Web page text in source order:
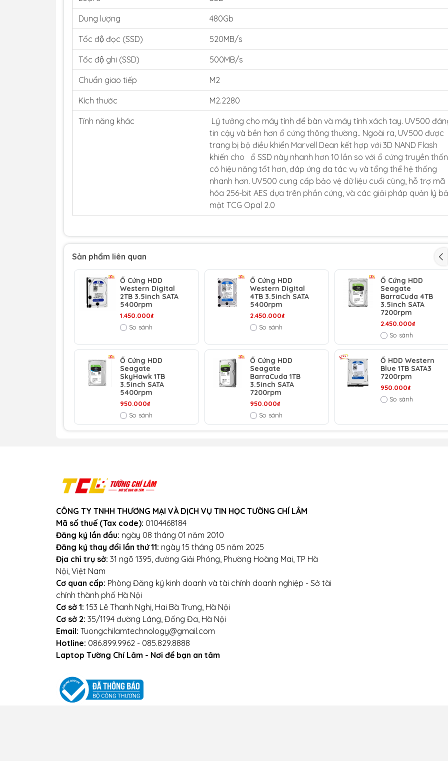
Dung lượng 480Gb
Tốc độ đọc (SSD) 520MB/s
Tốc độ ghi (SSD) 500MB/s
Chuẩn giao tiếp M2
Kích thước M2.2280
Tính năng khác
Lý tưởng cho máy tính để bàn và máy tính xách tay. UV500
tin cậy và bền hơn ổ cứng thông thường.. Ngoài ra, UV500 được
trang bị bộ điều khiển Marvell Dean kết hợp với 3D NAND Flash
khiến cho ổ SSD này nhanh hơn 10 lần so với ổ cứng truyền
có hiệu năng tốt hơn, đáp ứng đa tác vụ và tổng thể hệ thống
nhanh hơn. UV500 cung cấp bảo vệ dữ liệu cuối cùng, hỗ trợ mã
hóa 256-bit AES dựa trên phần cứng, và các giải pháp quản lý
mật TCG Opal 2.0
Sản phẩm liên quan
Ổ Cứng HDD
Western Digital
2TB 3.5inch SATA
5400rpm
1.450.000₫
So sánh
Ổ Cứng HDD
Western Digital
4TB 3.5inch SATA
5400rpm
2.450.000₫
So sánh
Ổ Cứng HDD
Seagate
BarraCuda 4TB
3.5inch SATA
7200rpm
2.450.000₫
So sánh
Ổ Cứng HDD
Seagate
SkyHawk 1TB
3.5inch SATA
5400rpm
950.000₫
So sánh
Ổ Cứng HDD
Seagate
BarraCuda 1TB
3.5inch SATA
7200rpm
950.000₫
So sánh
Ổ HDD Western
Blue 1TB SATA3
7200rpm
950.000₫
So sánh
CÔNG TY TNHH THƯƠNG MẠI VÀ DỊCH VỤ TIN HỌC TƯỜNG CHÍ LÂM
Mã số thuế (Tax code): 0104468184
Đăng ký lần đầu: ngày 08 tháng 01 năm 2010
Đăng ký thay đổi lần thứ 11: ngày 15 tháng 05 năm 2025
Địa chỉ trụ sở: 31 ngõ 1395, đường Giải Phóng, Phường Hoàng Mai, TP Hà
Nội, Việt Nam
Cơ quan cấp: Phòng Đăng ký kinh doanh và tài chính doanh nghiệp - Sở tài
chính thành phố Hà Nội
Cơ sở 1: 153 Lê Thanh Nghị, Hai Bà Trưng, Hà Nội
Cơ sở 2: 35/1194 đường Láng, Đống Đa, Hà Nội
Email: Tuongchilamtechnology@gmail.com
Hotline: 086.899.9962 - 085.829.8888
Laptop Tường Chí Lâm - Nơi để bạn an tâm